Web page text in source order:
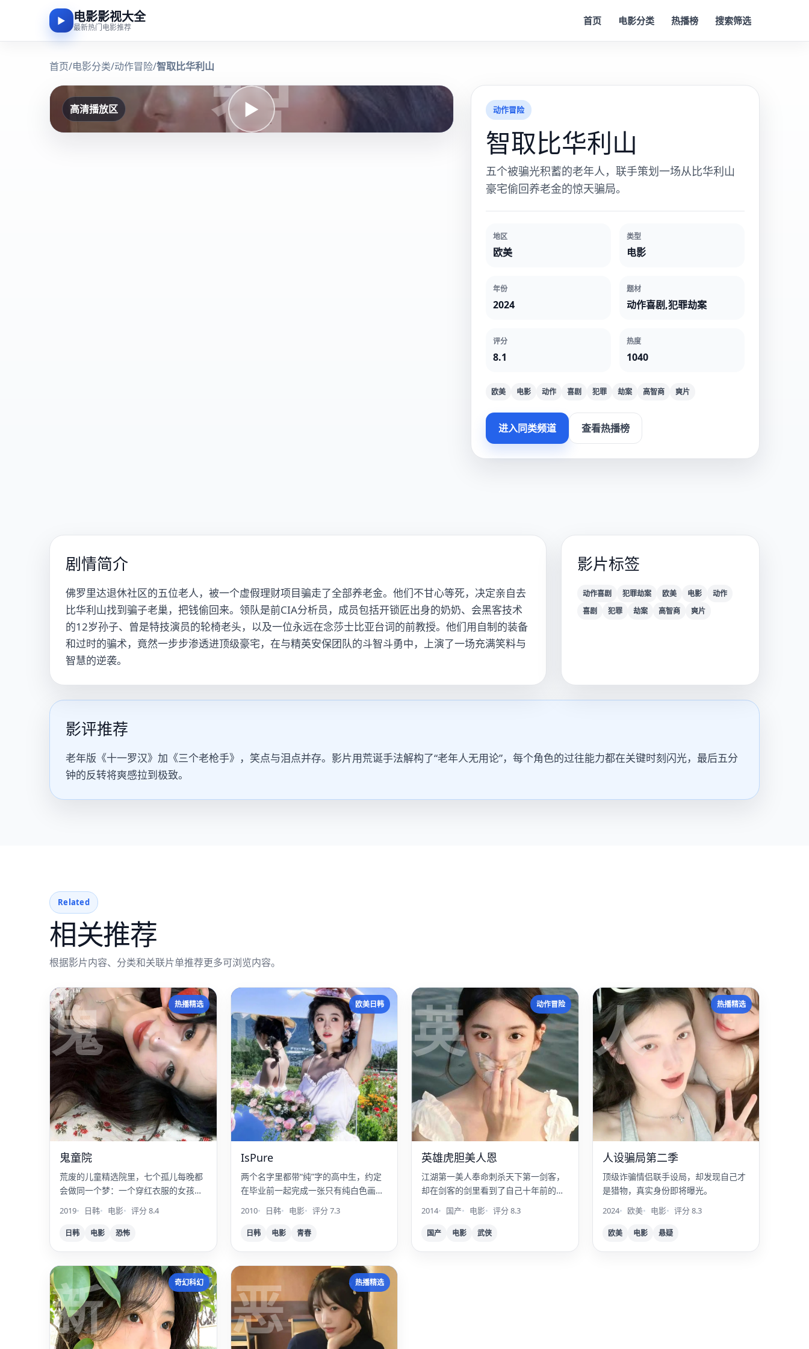
▶ 电影影视大全
最新热门电影推荐
首页 电影分类 热播榜 搜索筛选
首页/电影分类/动作冒险/智取比华利山智
▶
高清播放区 动作冒险
智取比华利山
五个被骗光积蓄的老年人，联手策划一场从比华利山
豪宅偷回养老金的惊天骗局。
地区
欧美
类型
电影
年份
2024
题材
动作喜剧,犯罪劫案
评分
8.1
热度
1040
欧美 电影 动作 喜剧 犯罪 劫案 高智商 爽片
进入同类频道 查看热播榜
剧情简介
佛罗里达退休社区的五位老人，被一个虚假理财项目骗走了全部养老金。他们不甘心等死，决定亲自去
比华利山找到骗子老巢，把钱偷回来。领队是前CIA分析员，成员包括开锁匠出身的奶奶、会黑客技术
的12岁孙子、曾是特技演员的轮椅老头，以及一位永远在念莎士比亚台词的前教授。他们用自制的装备
和过时的骗术，竟然一步步渗透进顶级豪宅，在与精英安保团队的斗智斗勇中，上演了一场充满笑料与
智慧的逆袭。
影片标签
动作喜剧 犯罪劫案 欧美 电影
动作
喜剧
犯罪 劫案 高智商 爽片
影评推荐
老年版《十一罗汉》加《三个老枪手》，笑点与泪点并存。影片用荒诞手法解构了“老年人无用论”，每个角色的过往能力都在关键时刻闪光，最后五分
钟的反转将爽感拉到极致。
Related
相关推荐
根据影片内容、分类和关联片单推荐更多可浏览内容。
鬼 热播精选
鬼童院
荒废的儿童精选院里，七个孤儿每晚都
会做同一个梦：一个穿红衣服的女孩在
找她的头。
2019 日韩 电影 评分 8.4
日韩 电影 恐怖
I 欧美日韩
IsPure
两个名字里都带“纯”字的高中生，约定
在毕业前一起完成一张只有纯白色画面
的摄影集。
2010 日韩 电影 评分 7.3
日韩 电影 青春
英 动作冒险
英雄虎胆美人恩
江湖第一美人奉命刺杀天下第一剑客，
却在剑客的剑里看到了自己十年前的倒
2014 国产 电影 评分 8.3
国产 电影 武侠
人 热播精选
人设骗局第二季
顶级诈骗情侣联手设局，却发现自己才
是猎物，真实身份即将曝光。
2024 欧美 电影 评分 8.3
欧美 电影 悬疑
新 奇幻科幻 恶 热播精选